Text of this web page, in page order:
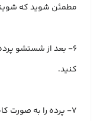
مطمئن شوید که
6- بعد از شستشو
کنید.
۷- پرده را به صورت